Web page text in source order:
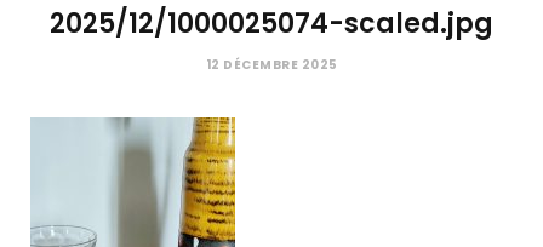
g
2025/12/1000025074-scaled.jpg
12 DÉCEMBRE 2025